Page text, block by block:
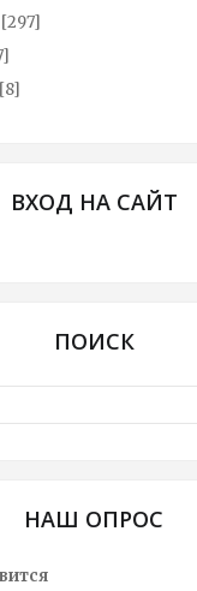
[297]
[8]
ВХОД НА САЙТ
ПОИСК
НАШ ОПРОС